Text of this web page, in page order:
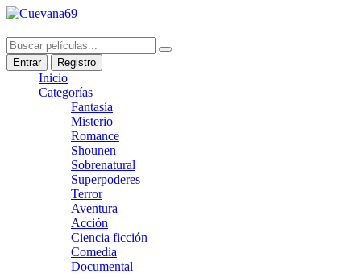
Entrar Registro
Inicio
Categorías
Fantasía
Misterio
Romance
Shounen
Sobrenatural
Superpoderes
Terror
Aventura
Acción
Ciencia ficción
Comedia
Documental